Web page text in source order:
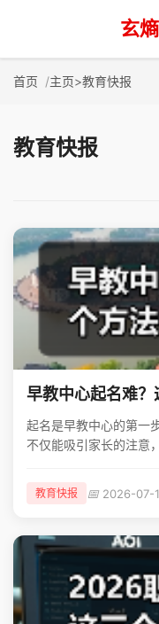
玄
首页 主页>教育快报
教育快报
早教中心起名难
起名是早教中心的第一
不仅能吸引家长的注意
教育快报 📅2026-07-